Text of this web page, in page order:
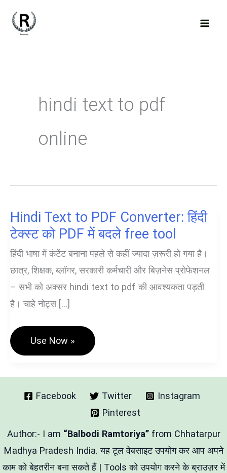
hindi text to pdf
online
Hindi Text to PDF Converter: हिंदी
टेक्स्ट को PDF में बदले free tool
हिंदी भाषा में कंटेंट बनाना पहले से कहीं ज्यादा ज़रूरी हो गया है।
छात्र, शिक्षक, ब्लॉगर, सरकारी कर्मचारी और बिज़नेस प्रोफेशनल
– सभी को अक्सर hindi text to pdf की आवश्यकता पड़ती
है। चाहे नोट्स […]
Hindi
To
Converter:
टेक्स्ट
को
बदले
Free
Tool
Use Now »
Facebook Twitter
Instagram
Pinterest
Author:- I am “Balbodi Ramtoriya” from Chhatarpur
Madhya Pradesh India. यह टूल वेबसाइट उपयोग कर आप अपने
काम को बेहतरीन बना सकते हैं | Tools को उपयोग करने के ब्राउज़र में